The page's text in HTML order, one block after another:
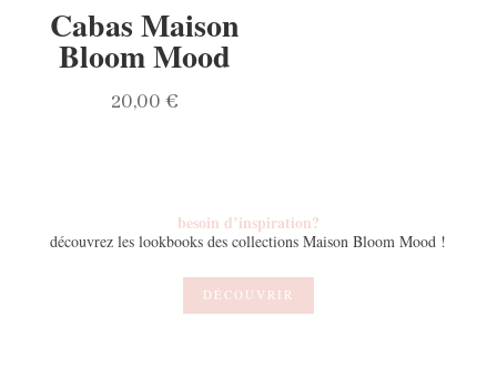
Cabas Maison
Bloom Mood
20,00€
besoin d’inspiration?
découvrez les lookbooks des collections Maison Bloom Mood !
DÉCOUVRIR